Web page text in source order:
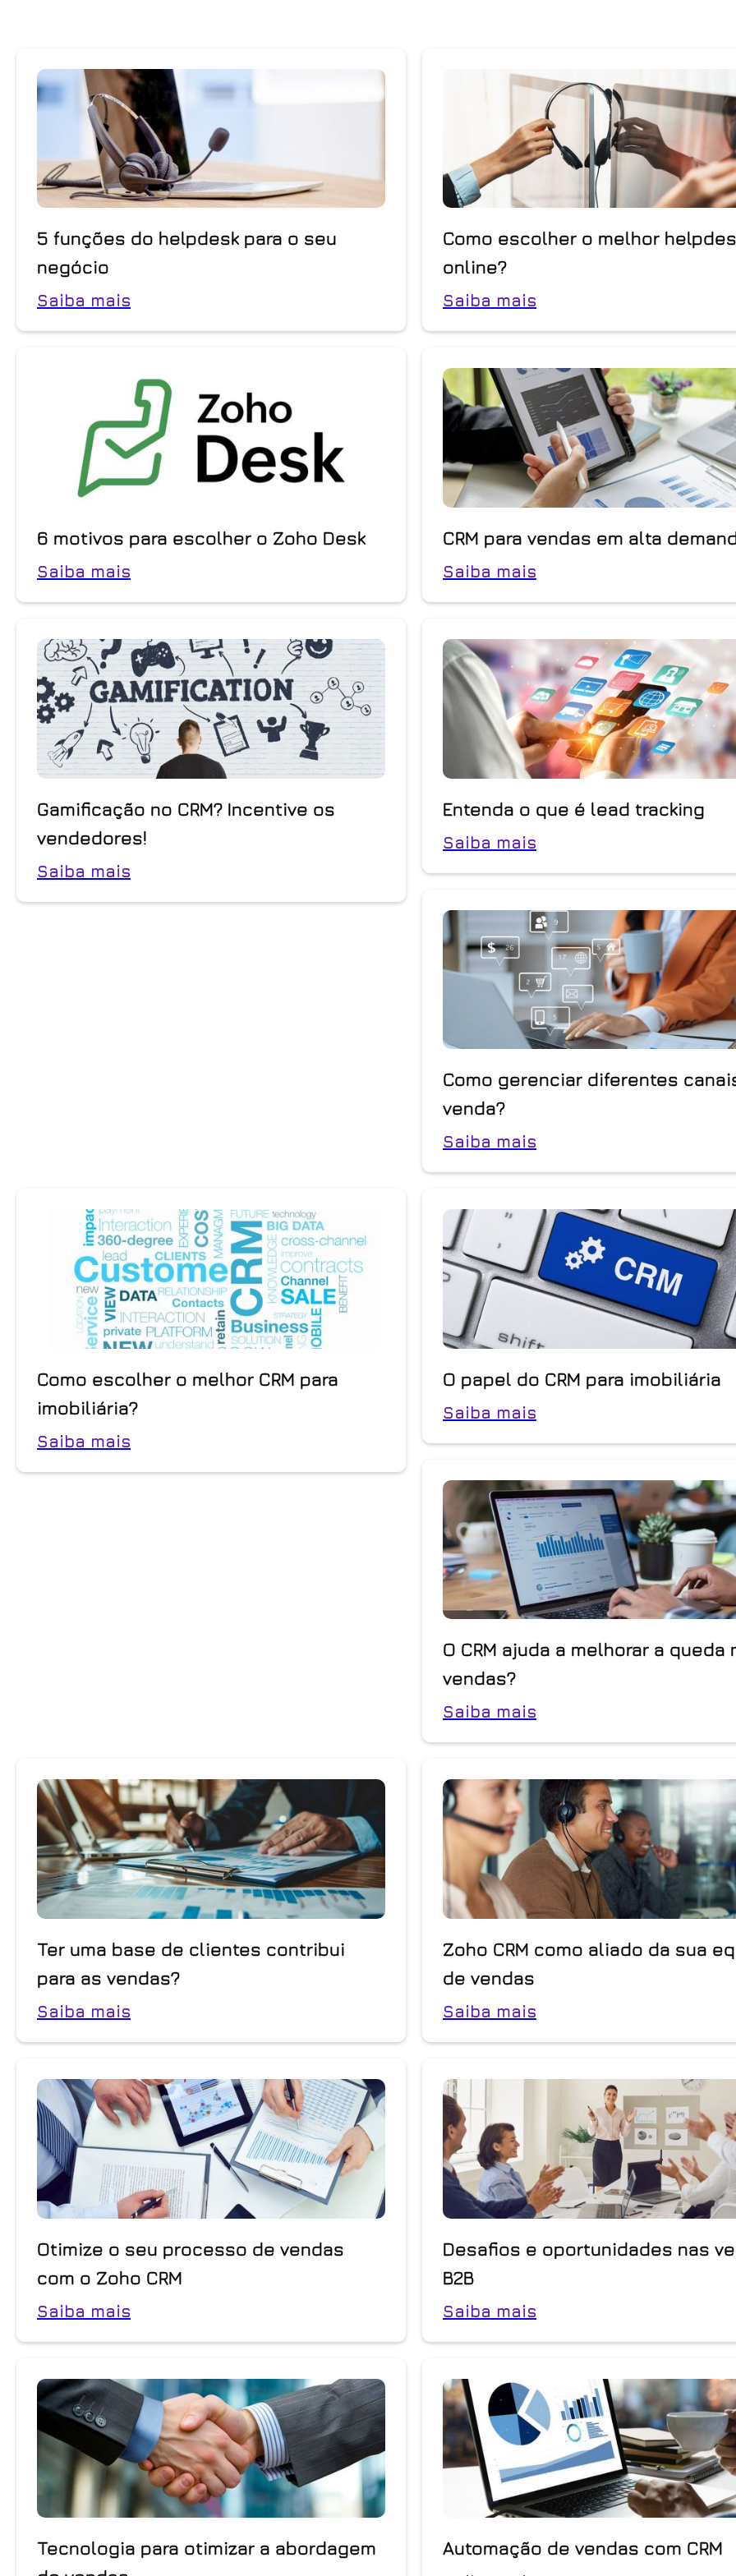
5 funções do helpdesk para o seu
negócio
Saiba mais
Como escolher o melhor
online?
Saiba mais
6 motivos para escolher o Zoho Desk
Saiba mais
CRM para vendas em alta
Saiba mais
Gamificação no CRM? Incentive os
vendedores!
Saiba mais
Entenda o que é lead tracking
Saiba mais
Como gerenciar diferentes
venda?
Saiba mais
Como escolher o melhor CRM para
imobiliária?
Saiba mais
O papel do CRM para imobiliária
Saiba mais
O CRM ajuda a melhorar a queda
vendas?
Saiba mais
Ter uma base de clientes contribui
para as vendas?
Saiba mais
Zoho CRM como aliado da sua
de vendas
Saiba mais
Otimize o seu processo de vendas
com o Zoho CRM
Saiba mais
Desafios e oportunidades nas
B2B
Saiba mais
Tecnologia para otimizar a abordagem
Automação de vendas com CRM